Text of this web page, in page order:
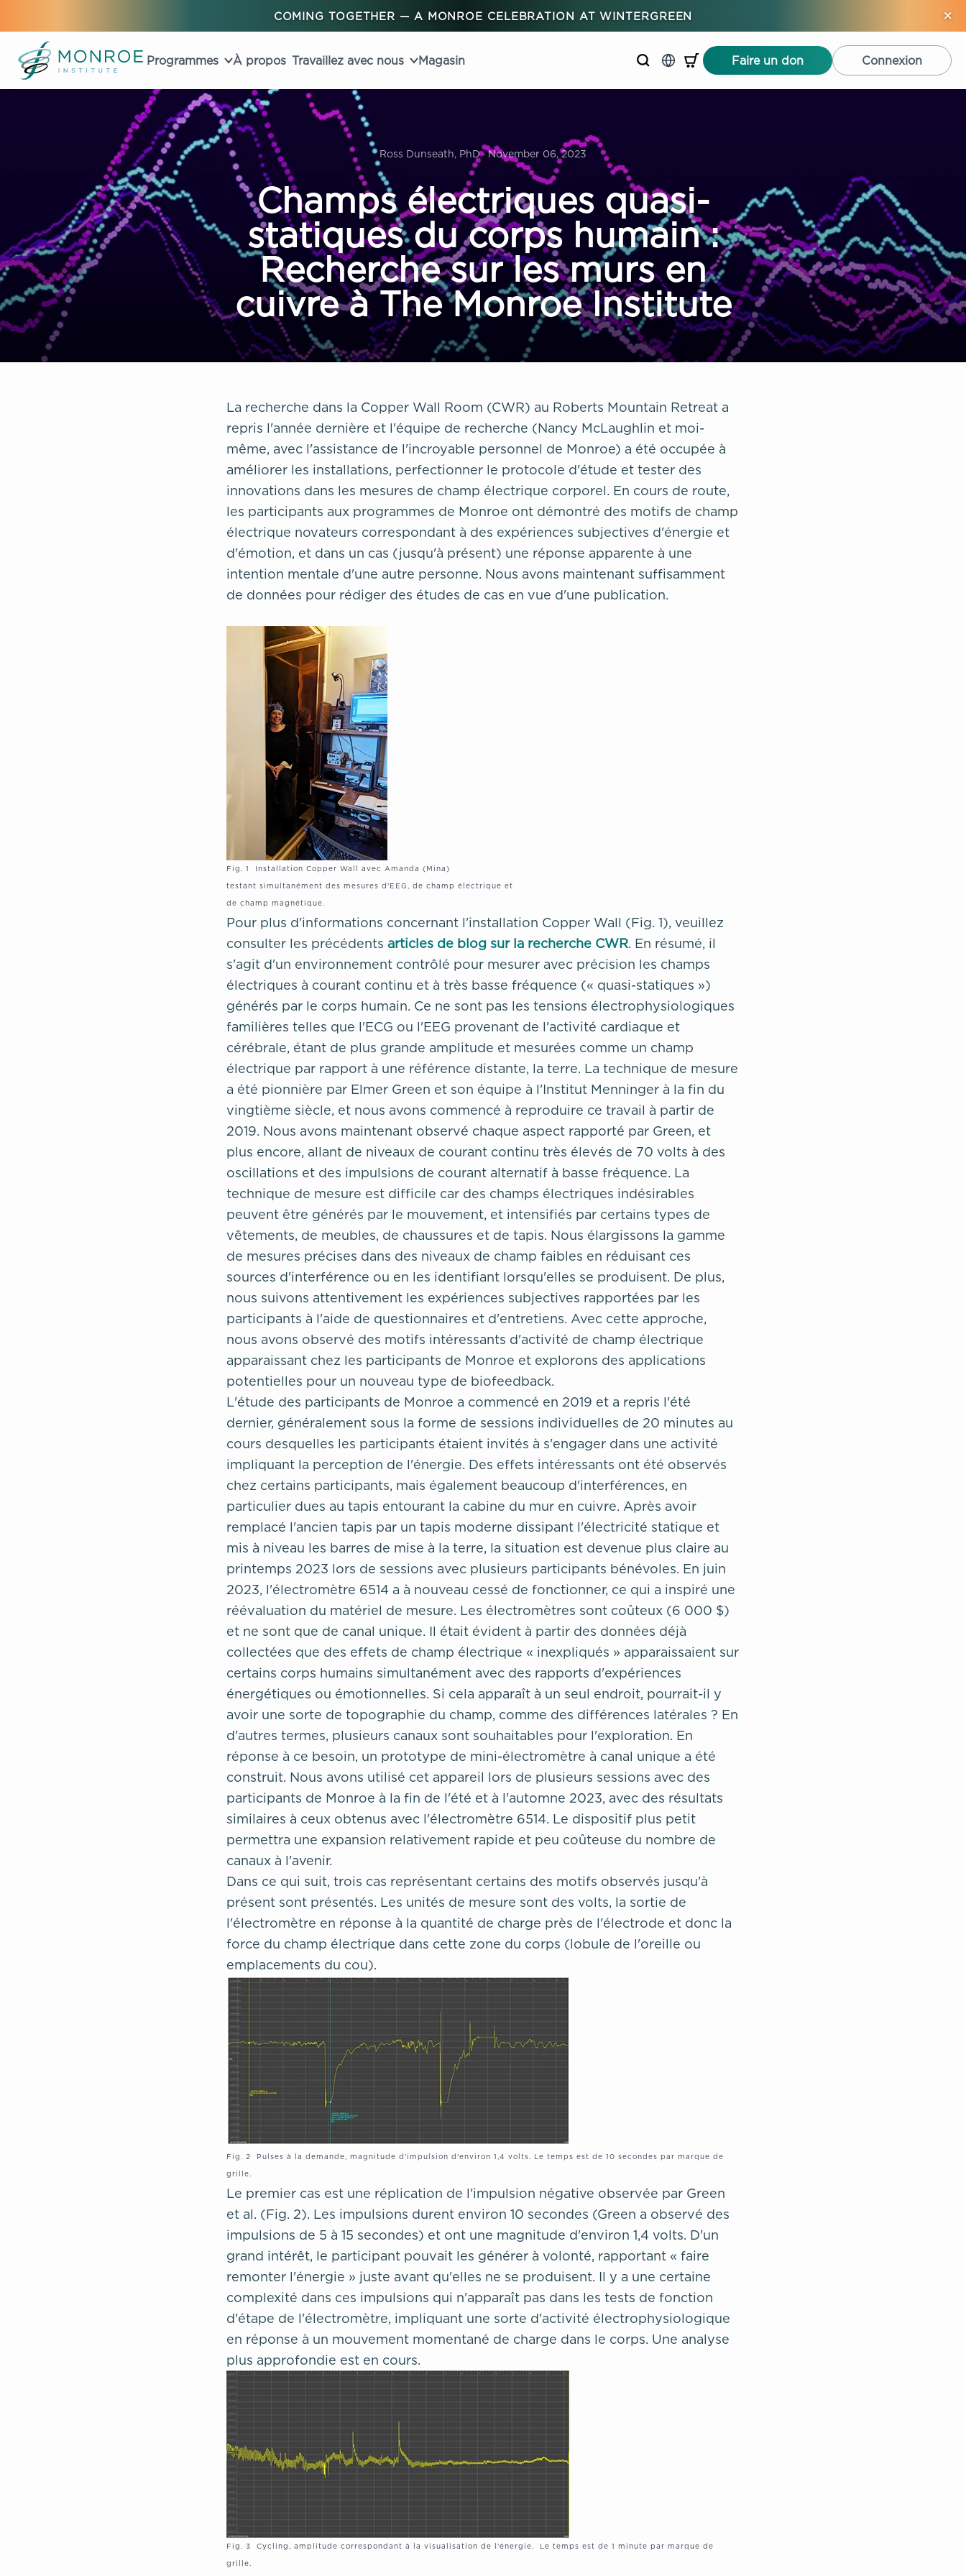
COMING TOGETHER — A MONROE CELEBRATION AT WINTERGREEN ×
Programmes À propos Travaillez avec nous Magasin Faire un don Connexion
Ross Dunseath, PhD · November 06, 2023
Champs électriques quasi-
statiques du corps humain :
Recherche sur les murs en
cuivre à The Monroe Institute
La recherche dans la Copper Wall Room (CWR) au Roberts Mountain Retreat a
repris l'année dernière et l'équipe de recherche (Nancy McLaughlin et moi-
même, avec l'assistance de l'incroyable personnel de Monroe) a été occupée à
améliorer les installations, perfectionner le protocole d'étude et tester des
innovations dans les mesures de champ électrique corporel. En cours de route,
les participants aux programmes de Monroe ont démontré des motifs de champ
électrique novateurs correspondant à des expériences subjectives d'énergie et
d'émotion, et dans un cas (jusqu'à présent) une réponse apparente à une
intention mentale d'une autre personne. Nous avons maintenant suffisamment
de données pour rédiger des études de cas en vue d'une publication.
Fig. 1 Installation Copper Wall avec Amanda (Mina)
testant simultanément des mesures d'EEG, de champ électrique et
de champ magnétique.
Pour plus d'informations concernant l'installation Copper Wall (Fig. 1), veuillez
consulter les précédents articles de blog sur la recherche CWR. En résumé, il
s'agit d'un environnement contrôlé pour mesurer avec précision les champs
électriques à courant continu et à très basse fréquence (« quasi-statiques »)
générés par le corps humain. Ce ne sont pas les tensions électrophysiologiques
familières telles que l'ECG ou l'EEG provenant de l'activité cardiaque et
cérébrale, étant de plus grande amplitude et mesurées comme un champ
électrique par rapport à une référence distante, la terre. La technique de mesure
a été pionnière par Elmer Green et son équipe à l'Institut Menninger à la fin du
vingtième siècle, et nous avons commencé à reproduire ce travail à partir de
2019. Nous avons maintenant observé chaque aspect rapporté par Green, et
plus encore, allant de niveaux de courant continu très élevés de 70 volts à des
oscillations et des impulsions de courant alternatif à basse fréquence. La
technique de mesure est difficile car des champs électriques indésirables
peuvent être générés par le mouvement, et intensifiés par certains types de
vêtements, de meubles, de chaussures et de tapis. Nous élargissons la gamme
de mesures précises dans des niveaux de champ faibles en réduisant ces
sources d'interférence ou en les identifiant lorsqu'elles se produisent. De plus,
nous suivons attentivement les expériences subjectives rapportées par les
participants à l'aide de questionnaires et d'entretiens. Avec cette approche,
nous avons observé des motifs intéressants d'activité de champ électrique
apparaissant chez les participants de Monroe et explorons des applications
potentielles pour un nouveau type de biofeedback.
L'étude des participants de Monroe a commencé en 2019 et a repris l'été
dernier, généralement sous la forme de sessions individuelles de 20 minutes au
cours desquelles les participants étaient invités à s'engager dans une activité
impliquant la perception de l'énergie. Des effets intéressants ont été observés
chez certains participants, mais également beaucoup d'interférences, en
particulier dues au tapis entourant la cabine du mur en cuivre. Après avoir
remplacé l'ancien tapis par un tapis moderne dissipant l'électricité statique et
mis à niveau les barres de mise à la terre, la situation est devenue plus claire au
printemps 2023 lors de sessions avec plusieurs participants bénévoles. En juin
2023, l'électromètre 6514 a à nouveau cessé de fonctionner, ce qui a inspiré une
réévaluation du matériel de mesure. Les électromètres sont coûteux (6 000 $)
et ne sont que de canal unique. Il était évident à partir des données déjà
collectées que des effets de champ électrique « inexpliqués » apparaissaient sur
certains corps humains simultanément avec des rapports d'expériences
énergétiques ou émotionnelles. Si cela apparaît à un seul endroit, pourrait-il y
avoir une sorte de topographie du champ, comme des différences latérales ? En
d'autres termes, plusieurs canaux sont souhaitables pour l'exploration. En
réponse à ce besoin, un prototype de mini-électromètre à canal unique a été
construit. Nous avons utilisé cet appareil lors de plusieurs sessions avec des
participants de Monroe à la fin de l'été et à l'automne 2023, avec des résultats
similaires à ceux obtenus avec l'électromètre 6514. Le dispositif plus petit
permettra une expansion relativement rapide et peu coûteuse du nombre de
canaux à l'avenir.
Dans ce qui suit, trois cas représentant certains des motifs observés jusqu'à
présent sont présentés. Les unités de mesure sont des volts, la sortie de
l'électromètre en réponse à la quantité de charge près de l'électrode et donc la
force du champ électrique dans cette zone du corps (lobule de l'oreille ou
emplacements du cou).
Fig. 2 Pulses à la demande, magnitude d'impulsion d'environ 1,4 volts. Le temps est de 10 secondes par marque de
grille.
Le premier cas est une réplication de l'impulsion négative observée par Green
et al. (Fig. 2). Les impulsions durent environ 10 secondes (Green a observé des
impulsions de 5 à 15 secondes) et ont une magnitude d'environ 1,4 volts. D'un
grand intérêt, le participant pouvait les générer à volonté, rapportant « faire
remonter l'énergie » juste avant qu'elles ne se produisent. Il y a une certaine
complexité dans ces impulsions qui n'apparaît pas dans les tests de fonction
d'étape de l'électromètre, impliquant une sorte d'activité électrophysiologique
en réponse à un mouvement momentané de charge dans le corps. Une analyse
plus approfondie est en cours.
Fig. 3 Cycling, amplitude correspondant à la visualisation de l'énergie. Le temps est de 1 minute par marque de
grille.